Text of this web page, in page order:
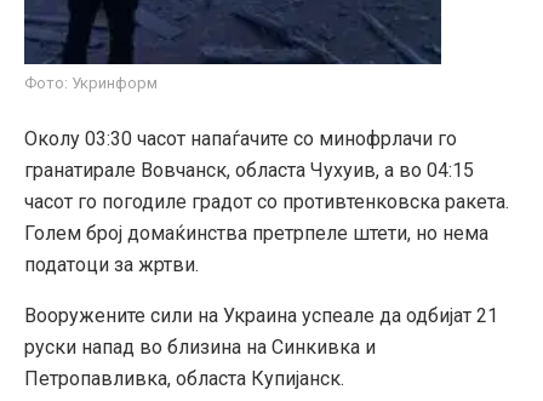
Фото: Укринформ
Околу 03:30 часот напаѓачите со минофрлачи го
гранатирале Вовчанск, областа Чухуив, а во 04:15
часот го погодиле градот со противтенковска ракета.
Голем број домаќинства претрпеле штети, но нема
податоци за жртви.
Вооружените сили на Украина успеале да одбијат 21
руски напад во близина на Синкивка и
Петропавливка, областа Купијанск.